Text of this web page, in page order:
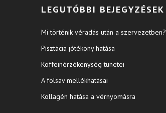
LEGUTÓBBI BEJEGYZÉSEK
Mi történik véradás után a szervezetben?
Pisztácia jótékony hatása
Koffeinérzékenység tünetei
A folsav mellékhatásai
Kollagén hatása a vérnyomásra